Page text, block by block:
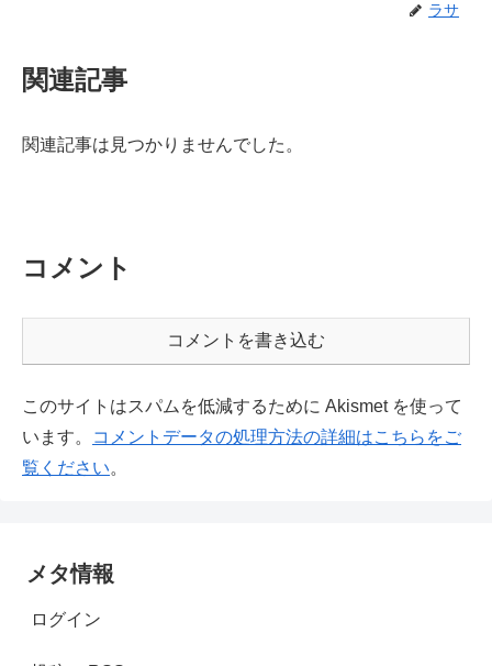
ラサ
関連記事
関連記事は見つかりませんでした。
コメント
コメントを書き込む
このサイトはスパムを低減するために Akismet を使って
います。
コメントデータの処理方法の詳細はこちらをご
覧ください。
メタ情報
ログイン